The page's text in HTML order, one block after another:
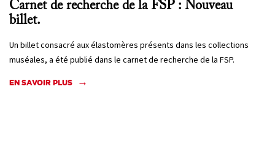
Carnet de recherche de la FSP : Nouveau
billet.
Un billet consacré aux élastomères présents dans les collections
muséales, a été publié dans le carnet de recherche de la FSP.
EN SAVOIR PLUS